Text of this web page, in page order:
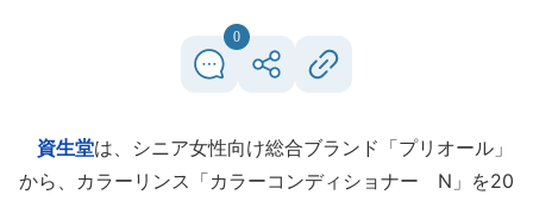
0
資生堂は、シニア女性向け総合ブランド「プリオール」
から、カラーリンス「カラーコンディショナー N」を20